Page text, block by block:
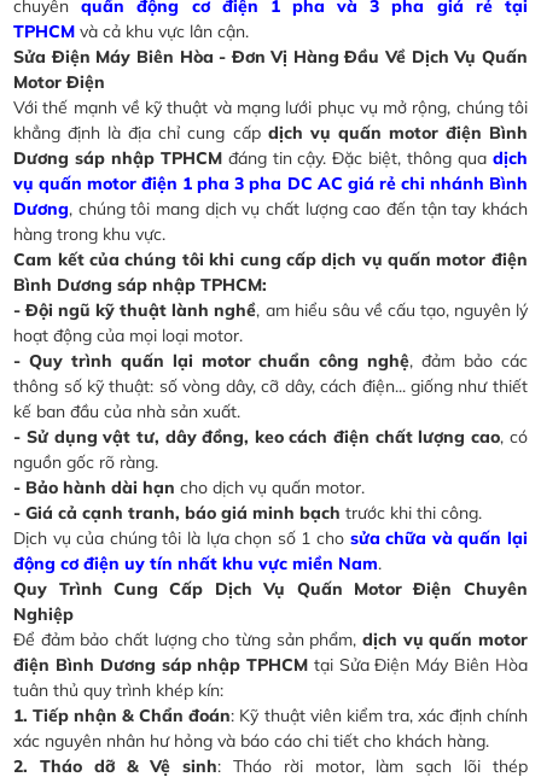
chuyênquấn động cơ điện 1 pha và 3 pha giá rẻ tại
TPHCM và cả khu vực lân cận.
Sửa Điện Máy Biên Hòa - Đơn Vị Hàng Đầu Về Dịch Vụ Quấn
Motor Điện
Với thế mạnh về kỹ thuật và mạng lưới phục vụ mở rộng, chúng tôi
khẳng định là địa chỉ cung cấp dịch vụ quấn motor điện Bình
Dương sáp nhập TPHCMđáng tin cậy. Đặc biệt, thông qua dịch
vụ quấn motor điện 1 pha 3 pha DC AC giá rẻ chi nhánh Bình
Dương, chúng tôi mang dịch vụ chất lượng cao đến tận tay khách
hàng trong khu vực.
Cam kết của chúng tôi khi cung cấp dịch vụ quấn motor điện
Bình Dương sáp nhập TPHCM:
- Đội ngũ kỹ thuật lành nghề, am hiểu sâu về cấu tạo, nguyên lý
hoạt động của mọi loại motor.
- Quy trình quấn lại motor chuẩn công nghệ, đảm bảo các
thông số kỹ thuật: số vòng dây, cỡ dây, cách điện... giống như thiết
kế ban đầu của nhà sản xuất.
- Sử dụng vật tư, dây đồng, keo cách điện chất lượng cao, có
nguồn gốc rõ ràng.
- Bảo hành dài hạn cho dịch vụ quấn motor.
- Giá cả cạnh tranh, báo giá minh bạch trước khi thi công.
Dịch vụ của chúng tôi là lựa chọn số 1 cho sửa chữa và quấn lại
động cơ điện uy tín nhất khu vực miền Nam.
Quy Trình Cung Cấp Dịch Vụ Quấn Motor Điện Chuyên
Nghiệp
Để đảm bảo chất lượng cho từng sản phẩm, dịch vụ quấn motor
điện Bình Dương sáp nhập TPHCM tại Sửa Điện Máy Biên Hòa
tuân thủ quy trình khép kín:
1. Tiếp nhận & Chẩn đoán: Kỹ thuật viên kiểm tra, xác định chính
xác nguyên nhân hư hỏng và báo cáo chi tiết cho khách hàng.
2. Tháo dỡ & Vệ sinh: Tháo rời motor, làm sạch lõi thép